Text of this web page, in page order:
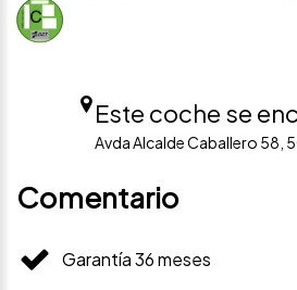
Este coche se
Avda Alcalde Caballero 58,
Comentario
Garantía 36 meses